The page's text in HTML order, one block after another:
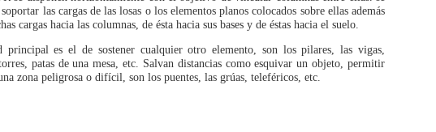
las cargas de las losas o los elementos planos colocados sobre ellas además
cargas hacia las columnas, de ésta hacia sus bases y de éstas hacia el suelo.
principal es el de sostener cualquier otro elemento, son los pilares, las vigas,
patas de una mesa, etc. Salvan distancias como esquivar un objeto, permitir
zona peligrosa o difícil, son los puentes, las grúas, teleféricos, etc.